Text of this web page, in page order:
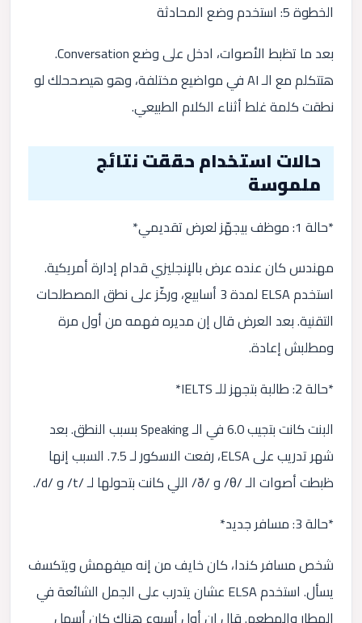
الخطوة 5: استخدم وضع المحادثة
بعد ما تظبط الأصوات، ادخل على وضع Conversation.
هتتكلم مع الـ AI في مواضيع مختلفة، وهو هيصححلك لو
نطقت كلمة غلط أثناء الكلام الطبيعي.
حالات استخدام حققت نتائج
ملموسة
*حالة 1: موظف بيجهّز لعرض تقديمي*
مهندس كان عنده عرض بالإنجليزي قدام إدارة أمريكية.
استخدم ELSA لمدة 3 أسابيع، وركّز على نطق المصطلحات
التقنية. بعد العرض قال إن مديره فهمه من أول مرة
ومطلبش إعادة.
*حالة 2: طالبة بتجهز للـ IELTS*
البنت كانت بتجيب 6.0 في الـ Speaking بسبب النطق. بعد
شهر تدريب على ELSA، رفعت الاسكور لـ 7.5. السبب إنها
ظبطت أصوات الـ /θ/ و /ð/ اللي كانت بتحولها لـ /t/ و /d/.
*حالة 3: مسافر جديد*
شخص مسافر كندا، كان خايف من إنه ميفهمش ويتكسف
يسأل. استخدم ELSA عشان يتدرب على الجمل الشائعة في
المطار والمطعم. قال إن أول أسبوع هناك كان أسهل